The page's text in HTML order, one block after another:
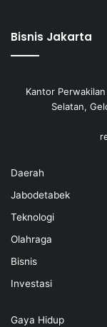
Bisnis Jakarta
Kantor
Selatan,
Daerah
Jabodetabek
Teknologi
Olahraga
Bisnis
Investasi
Gaya Hidup